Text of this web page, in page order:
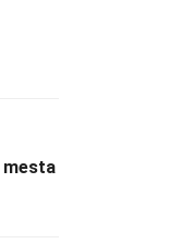
mesta